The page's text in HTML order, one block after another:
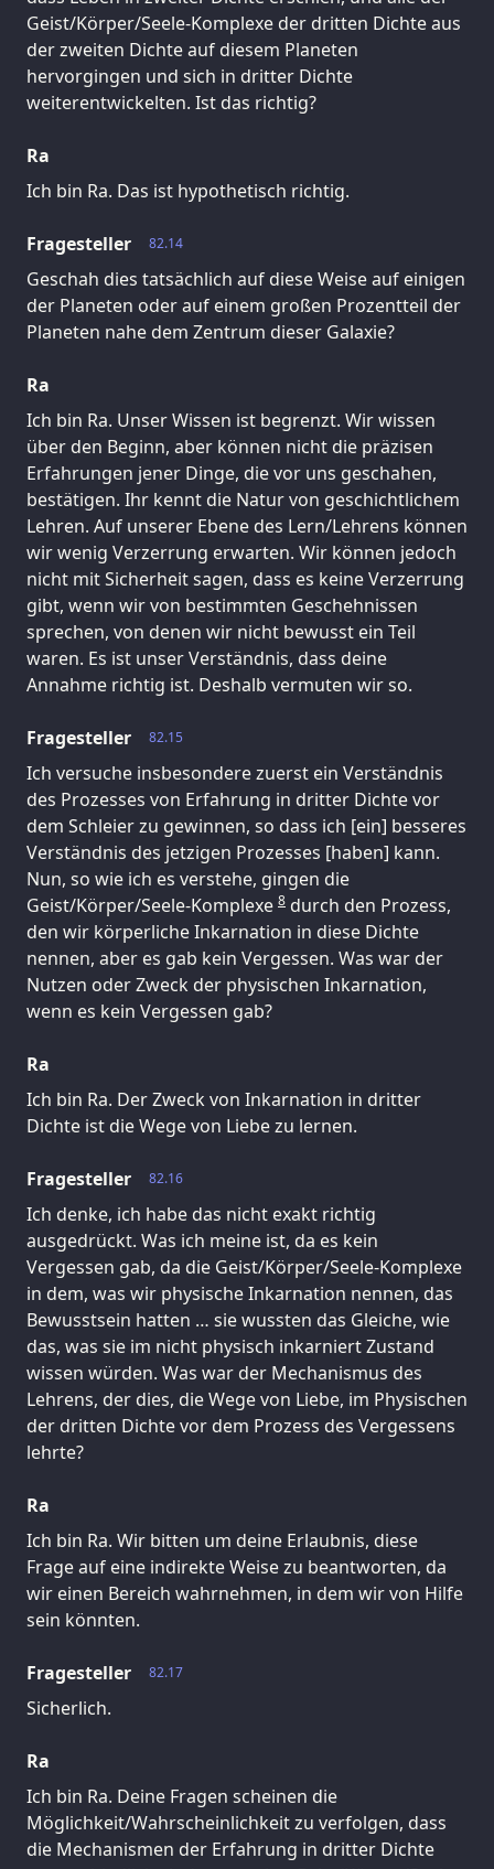
Geist/Körper/Seele-Komplexe der dritten Dichte aus
der zweiten Dichte auf diesem Planeten
hervorgingen und sich in dritter Dichte
weiterentwickelten. Ist das richtig?
Ra
Ich bin Ra. Das ist hypothetisch richtig.
82.14
Fragesteller
Geschah dies tatsächlich auf diese Weise auf einigen
der Planeten oder auf einem großen Prozentteil der
Planeten nahe dem Zentrum dieser Galaxie?
Ra
Ich bin Ra. Unser Wissen ist begrenzt. Wir wissen
über den Beginn, aber können nicht die präzisen
Erfahrungen jener Dinge, die vor uns geschahen,
bestätigen. Ihr kennt die Natur von geschichtlichem
Lehren. Auf unserer Ebene des Lern/Lehrens können
wir wenig Verzerrung erwarten. Wir können jedoch
nicht mit Sicherheit sagen, dass es keine Verzerrung
gibt, wenn wir von bestimmten Geschehnissen
sprechen, von denen wir nicht bewusst ein Teil
waren. Es ist unser Verständnis, dass deine
Annahme richtig ist. Deshalb vermuten wir so.
82.15
Fragesteller
Ich versuche insbesondere zuerst ein Verständnis
des Prozesses von Erfahrung in dritter Dichte vor
dem Schleier zu gewinnen, so dass ich [ein] besseres
Verständnis des jetzigen Prozesses [haben] kann.
Nun, so wie ich es verstehe, gingen die
Geist/Körper/Seele-Komplexe 8 durch den Prozess,
den wir körperliche Inkarnation in diese Dichte
nennen, aber es gab kein Vergessen. Was war der
Nutzen oder Zweck der physischen Inkarnation,
wenn es kein Vergessen gab?
Ra
Ich bin Ra. Der Zweck von Inkarnation in dritter
Dichte ist die Wege von Liebe zu lernen.
82.16
Fragesteller
Ich denke, ich habe das nicht exakt richtig
ausgedrückt. Was ich meine ist, da es kein
Vergessen gab, da die Geist/Körper/Seele-Komplexe
in dem, was wir physische Inkarnation nennen, das
Bewusstsein hatten … sie wussten das Gleiche, wie
das, was sie im nicht physisch inkarniert Zustand
wissen würden. Was war der Mechanismus des
Lehrens, der dies, die Wege von Liebe, im Physischen
der dritten Dichte vor dem Prozess des Vergessens
lehrte?
Ra
Ich bin Ra. Wir bitten um deine Erlaubnis, diese
Frage auf eine indirekte Weise zu beantworten, da
wir einen Bereich wahrnehmen, in dem wir von Hilfe
sein könnten.
82.17
Fragesteller
Sicherlich.
Ra
Ich bin Ra. Deine Fragen scheinen die
Möglichkeit/Wahrscheinlichkeit zu verfolgen, dass
die Mechanismen der Erfahrung in dritter Dichte